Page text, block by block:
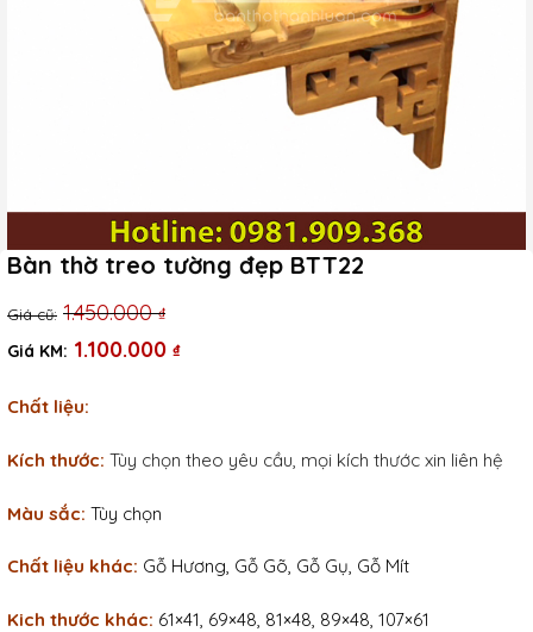
Bàn thờ treo tường đẹp BTT22
1.450.000₫
Giá
gốc
1.450.000 ₫.
1.100.000 ₫
Giá
hiện
là:
1.100.000 ₫.
Chất liệu:
Kích thước: Tùy chọn theo yêu cầu, mọi kích thước xin liên hệ
Màu sắc: Tùy chọn
Chất liệu khác: Gỗ Hương, Gỗ Gõ, Gỗ Gụ, Gỗ Mít
Kich thước khác: 61×41, 69×48, 81×48, 89×48, 107×61